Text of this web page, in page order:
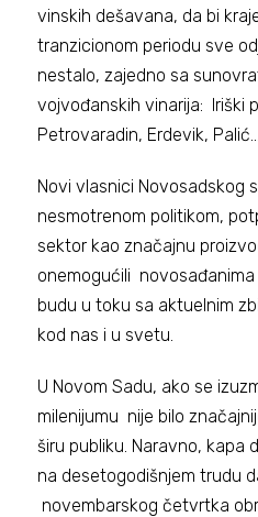
vinskih dešavana, da bi
tranzicionom periodu sve
nestalo, zajedno sa
vojvođanskih vinarija: Iriški
Petrovaradin, Erdevik, Palić…
Novi vlasnici Novosadskog
nesmotrenom politikom,
sektor kao značajnu
onemogućili
budu u toku sa aktuelnim
kod nas i u svetu.
U Novom Sadu, ako se
milenijumu nije bilo
širu publiku. Naravno, kapa
na desetogodišnjem trudu
novembarskog četvrtka